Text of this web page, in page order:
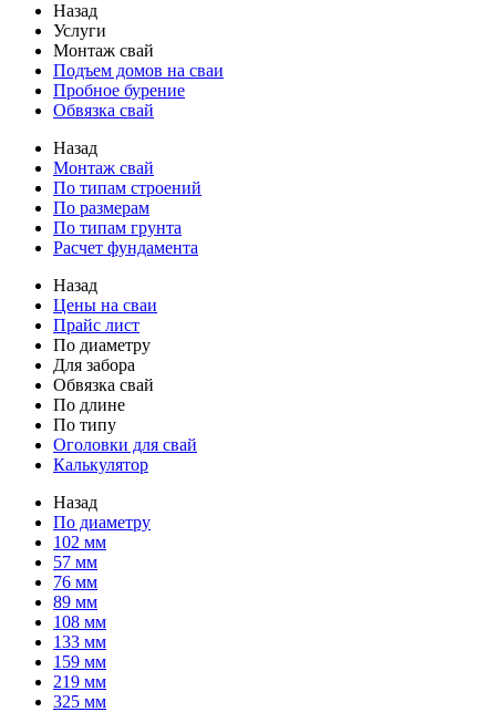
Назад
Услуги
Монтаж свай
Подъем домов на сваи
Пробное бурение
Обвязка свай
Назад
Монтаж свай
По типам строений
По размерам
По типам грунта
Расчет фундамента
Назад
Цены на сваи
Прайс лист
По диаметру
Для забора
Обвязка свай
По длине
По типу
Оголовки для свай
Калькулятор
Назад
По диаметру
102 мм
57 мм
76 мм
89 мм
108 мм
133 мм
159 мм
219 мм
325 мм